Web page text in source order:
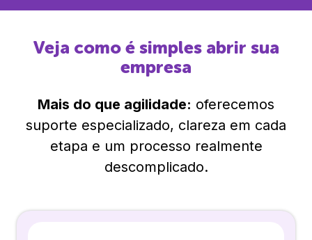
Veja como é simples abrir sua
empresa
Mais do que agilidade: oferecemos
suporte especializado, clareza em cada
etapa e um processo realmente
descomplicado.